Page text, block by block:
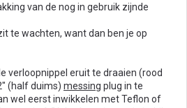
van de nog in gebruik zijnde
te wachten, want dan ben je op
verloopnippel eruit te draaien (rood
(half duims) messing plug in te
wel eerst inwikkelen met Teflon of